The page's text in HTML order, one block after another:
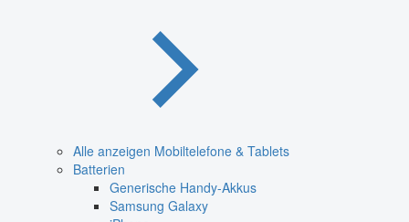
Alle anzeigen Mobiltelefone & Tablets
Batterien
Generische Handy-Akkus
Samsung Galaxy